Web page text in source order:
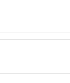
焼 うなぎ白焼炭火手
炭火焼き 白焼 備長炭
5.0